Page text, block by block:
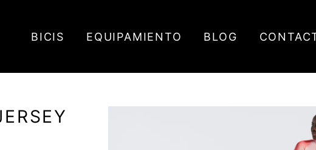
BICIS EQUIPAMIENTO BLOG